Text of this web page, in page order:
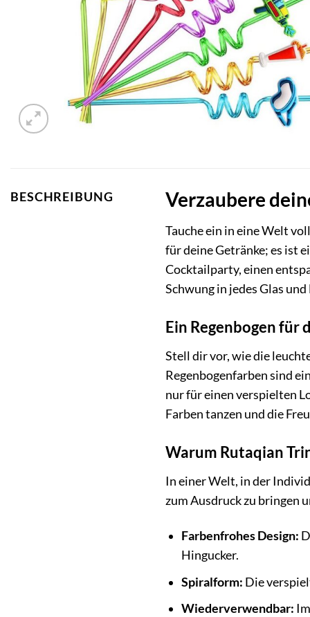
BESCHREIBUNG Verzaubere
Tauche ein in eine Welt
für deine Getränke; es ist
Cocktailparty, einen
Schwung in jedes Glas
Ein Regenbogen für
Stell dir vor, wie die
Regenbogenfarben sind
nur für einen verspielten
Farben tanzen und die
Warum Rutaqian
In einer Welt, in der
zum Ausdruck zu bringen
Farbenfrohes Design:
Hingucker.
Spiralform: Die
Wiederverwendbar: